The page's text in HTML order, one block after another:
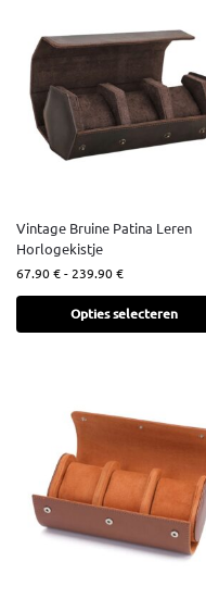
Vintage Bruine Patina Leren
Horlogekistje
67.90€- 239.90€
Opties selecteren